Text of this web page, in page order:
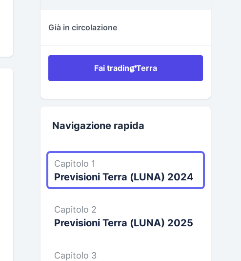
Già in circolazione
Fai trading Terra
Navigazione rapida
Capitolo 1
Previsioni Terra (LUNA) 2024
Capitolo 2
Previsioni Terra (LUNA) 2025
Capitolo 3